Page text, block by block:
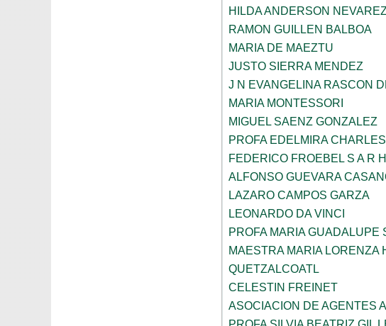
HILDA ANDERSON NEVAREZ
RAMON GUILLEN BALBOA
MARIA DE MAEZTU
JUSTO SIERRA MENDEZ
J N EVANGELINA RASCON
MARIA MONTESSORI
MIGUEL SAENZ GONZALEZ
PROFA EDELMIRA
FEDERICO FROEBEL S A R H
ALFONSO GUEVARA
LAZARO CAMPOS GARZA
LEONARDO DA VINCI
PROFA MARIA GUADALUPE
MAESTRA MARIA LORENZA
QUETZALCOATL
CELESTIN FREINET
ASOCIACION DE AGENTES